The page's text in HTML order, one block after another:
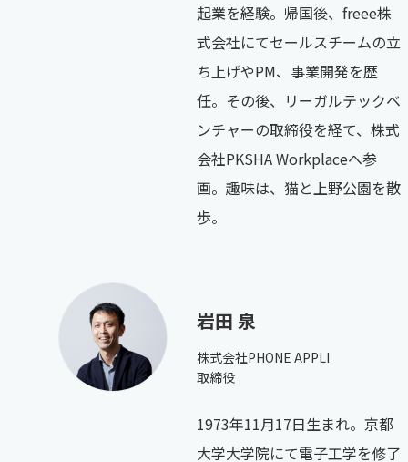
起業を経験。帰国後、freee株
式会社にてセールスチームの立
ち上げやPM、事業開発を歴
任。その後、リーガルテックベ
ンチャーの取締役を経て、株式
会社PKSHA Workplaceへ参
画。趣味は、猫と上野公園を散
歩。
岩田 泉
株式会社PHONE APPLI
取締役
1973年11月17日生まれ。京都
大学大学院にて電子工学を修了